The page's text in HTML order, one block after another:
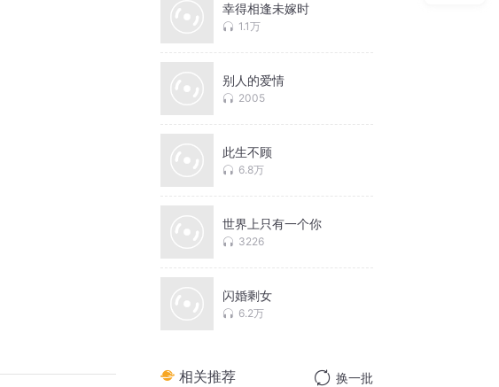
幸得相逢未嫁时
1.1万
别人的爱情
2005
此生不顾
6.8万
世界上只有一个你
3226
闪婚剩女
6.2万
相关推荐 换一批